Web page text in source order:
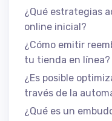
¿Qué estrategias
online inicial?
¿Cómo emitir
tu tienda en línea?
¿Es posible
través de la
¿Qué es un